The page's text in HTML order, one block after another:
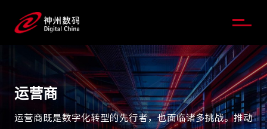
运营商
运营商既是数字化转型的先行者，也面临诸多挑战。推动